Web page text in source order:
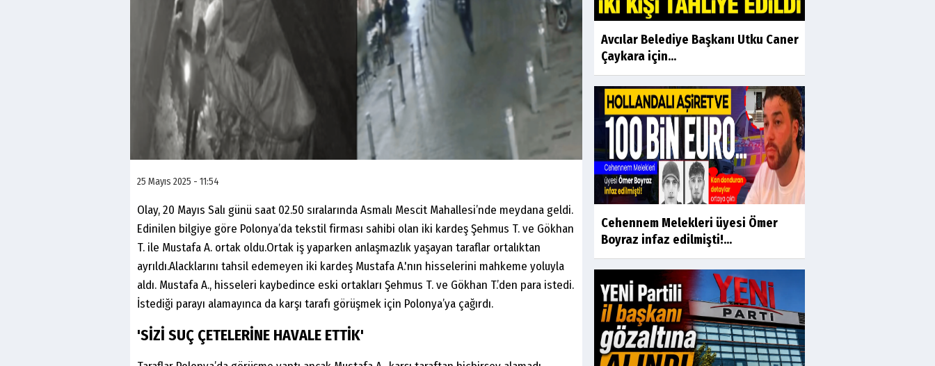
25 Mayıs 2025 - 11:54
Olay, 20 Mayıs Salı günü saat 02.50 sıralarında Asmalı Mescit Mahallesi’nde meydana geldi.
Edinilen bilgiye göre Polonya’da tekstil firması sahibi olan iki kardeş Şehmus T. ve Gökhan
T. ile Mustafa A. ortak oldu.Ortak iş yaparken anlaşmazlık yaşayan taraflar ortalıktan
ayrıldı.Alacklarını tahsil edemeyen iki kardeş Mustafa A.'nın hisselerini mahkeme yoluyla
aldı. Mustafa A., hisseleri kaybedince eski ortakları Şehmus T. ve Gökhan T.’den para istedi.
İstediği parayı alamayınca da karşı tarafı görüşmek için Polonya’ya çağırdı.
'SİZİ SUÇ ÇETELERİNE HAVALE ETTİK'
Avcılar Belediye Başkanı Utku Caner
Çaykara için...
Cehennem Melekleri üyesi Ömer
Boyraz infaz edilmişti!...